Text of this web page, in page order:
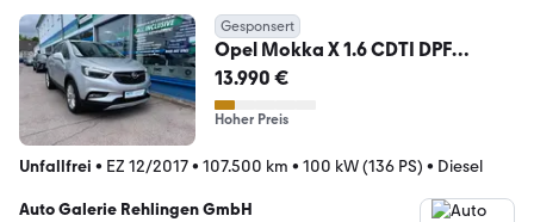
Gesponsert
Opel Mokka X 1.6 CDTI DPF
Innovation
13.990 €
Hoher Preis
Unfallfrei • EZ 12/2017• 107.500 km • 100 kW (136 PS) • Diesel
Auto Galerie Rehlingen GmbH